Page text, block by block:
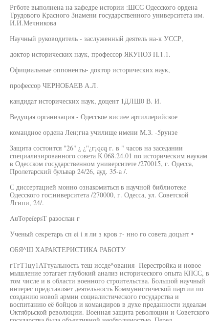
Ргботе выполнена на кафедре истории :ШСС Одесского ордена
Трудового Красного Знамени государственного университета им.
И.И.Мечникова
Научный руководитель - заслуженный деятель на-к УССР,
доктор исторических наук, профессор ЯКУПОЗ Н.1.1.
Официальные оппоненты- доктор исторических наук,
профессор ЧЕРНОБАЕВ А.Л.
кандидат исторических наук, доцент 1ДЛШ0 В. И.
Ведущая организация - Одесское висиее артиллерийское
командное ордена Лен;гна училище имени М.З. -5рунзе
Защита состоится "26" ¿ ¿''¿г¡qcq г. в " часов на заседании
специализированного совета К 068.24.01 по историческим наукам
в Одесском государственном университете /270015, г. Одесса,
Пролетарский бульвар 24/26, ауд. 35-а /.
С диссертацией монно ознакомиться в научной библиотеке
Одесского гос;ниверситета /270000, г. Одесса, ул. Советской
Лгипи, 24/.
AuTopeíepsT разослан г
Ученый секретарь сп ei i я ли з кров г- нно го совета доцьнт •
ОБЯ^Ш ХАРАКТЕРИСТИКА РАБОТУ
гТгТ1цу1АТтуальность теш иссде^ования- Перестройка и новое
мышление ээтагает глубокий анализ исторического опыта КПСС, в
том числе и в области военного строительства. Большой научный
интерес представляет деятельность Коммунистической партии по
созданию новой армии социалистического государства и
воспитанию её бойцов и командиров в духе преданности идеалам
Октябрьской революции. Военная защита революции и Советского